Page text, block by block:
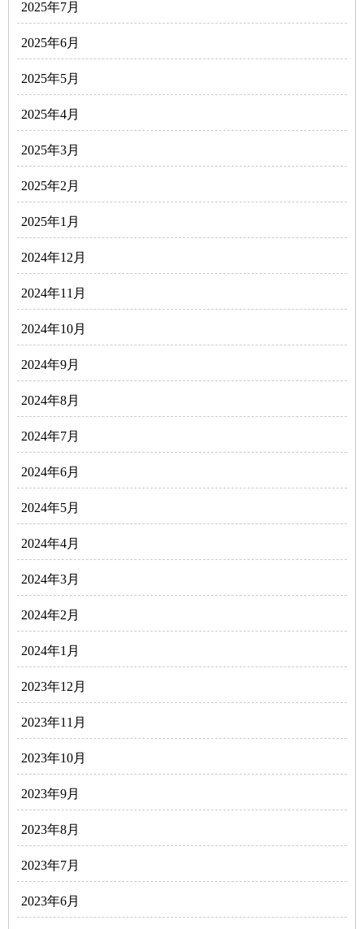
2025年7月
2025年6月
2025年5月
2025年4月
2025年3月
2025年2月
2025年1月
2024年12月
2024年11月
2024年10月
2024年9月
2024年8月
2024年7月
2024年6月
2024年5月
2024年4月
2024年3月
2024年2月
2024年1月
2023年12月
2023年11月
2023年10月
2023年9月
2023年8月
2023年7月
2023年6月